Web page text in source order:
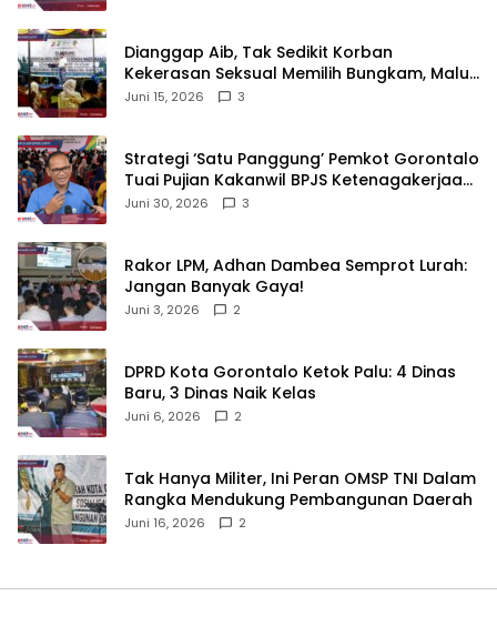
‎Dianggap Aib, Tak Sedikit Korban
Kekerasan Seksual Memilih Bungkam, Malu
untuk Melapor!‎
Juni 15, 2026 3
Strategi ‘Satu Panggung’ Pemkot Gorontalo
Tuai Pujian Kakanwil BPJS Ketenagakerjaan
Sulama‎‎
Juni 30, 2026 3
‎Rakor LPM, Adhan Dambea Semprot Lurah:
Jangan Banyak Gaya!‎
Juni 3, 2026 2
‎DPRD Kota Gorontalo Ketok Palu: 4 Dinas
Baru, 3 Dinas Naik Kelas
Juni 6, 2026 2
‎Tak Hanya Militer, Ini Peran OMSP TNI Dalam
Rangka Mendukung Pembangunan Daerah
Juni 16, 2026 2